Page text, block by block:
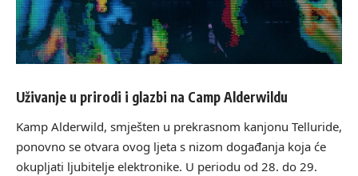
Uživanje u prirodi i glazbi na Camp Alderwildu
Kamp Alderwild, smješten u prekrasnom kanjonu Telluride,
ponovno se otvara ovog ljeta s nizom događanja koja će
okupljati ljubitelje elektronike. U periodu od 28. do 29.